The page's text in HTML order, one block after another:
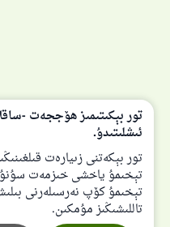
ئىشلىتىدۇ.
تور بېكەتنى زىيارەت
تېخىمۇ ياخشى خىزمەت
تېخىمۇ كۆپ نەرسىلەرنى
تاللىشىڭىز مۇمكىن.